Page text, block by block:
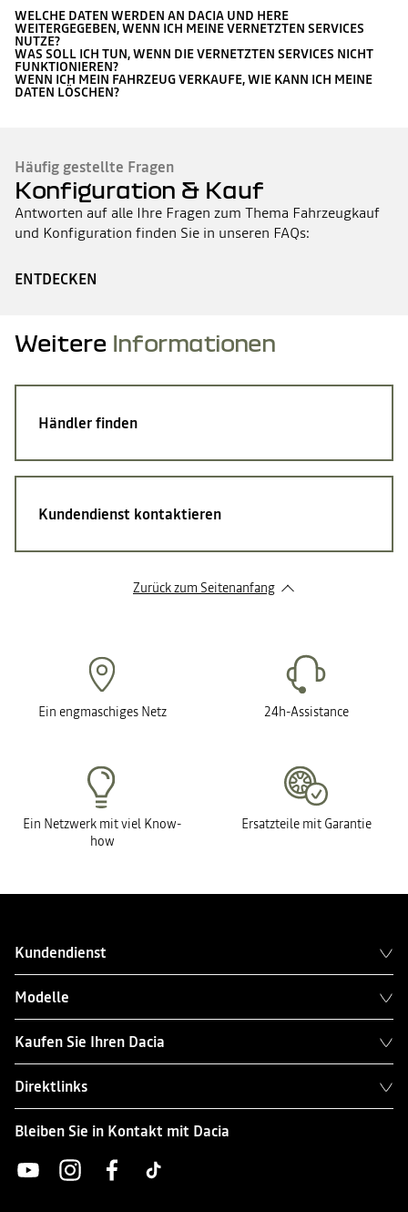
WELCHE DATEN WERDEN AN DACIA UND HERE
WEITERGEGEBEN, WENN ICH MEINE VERNETZTEN SERVICES
NUTZE?
WAS SOLL ICH TUN, WENN DIE VERNETZTEN SERVICES NICHT
FUNKTIONIEREN?
WENN ICH MEIN FAHRZEUG VERKAUFE, WIE KANN ICH MEINE
DATEN LÖSCHEN?
Häufig gestellte Fragen
Konfiguration & Kauf
Antworten auf alle Ihre Fragen zum Thema Fahrzeugkauf
und Konfiguration finden Sie in unseren FAQs:
ENTDECKEN
Weitere Informationen
Händler finden
Kundendienst kontaktieren
Zurück zum Seitenanfang
Ein engmaschiges Netz 24h-Assistance
Ein Netzwerk mit viel Know-
how
Ersatzteile mit Garantie
Kundendienst
Modelle
Kaufen Sie Ihren Dacia
Direktlinks
Bleiben Sie in Kontakt mit Dacia